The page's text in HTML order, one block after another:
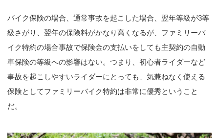
バイク保険の場合、通常事故を起こした場合、翌年等級が3等
級さがり、翌年の保険料がかなり高くなるが、ファミリーバ
イク特約の場合事故で保険金の支払いをしても主契約の自動
車保険の等級への影響はない。つまり、初心者ライダーなど
事故を起こしやすいライダーにとっても、気兼ねなく使える
保険としてファミリーバイク特約は非常に優秀ということ
だ。